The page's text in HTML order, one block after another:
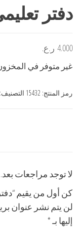
دفتر
4.000 ر.ع.
غير متوفر في
رمز المنتج: 15432 التصنيف:
لا توجد مراجعات بعد.
كن أول من يقيم
لن يتم نشر عنوان
إليها بـ*